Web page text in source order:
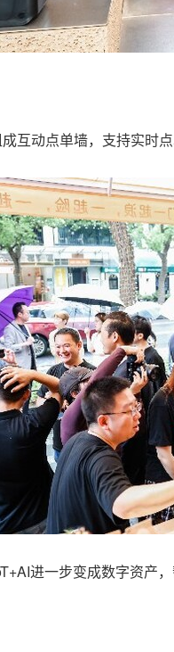
互动点单墙，支持实时
进一步变成数字资产